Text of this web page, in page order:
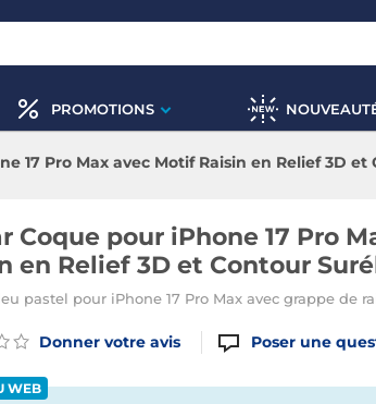
PROMOTIONS
17 Pro Max avec Motif Raisin en Relief 3D et
Coque pour iPhone 17 Pro
en Relief 3D et Contour
pastel pour iPhone 17 Pro Max avec grappe de
Donner votre avis Poser une
WEB